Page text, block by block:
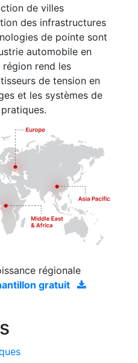
de villes
des infrastructures
de pointe sont
automobile en
rend les
de tension en
et les systèmes de
régionale
gratuit